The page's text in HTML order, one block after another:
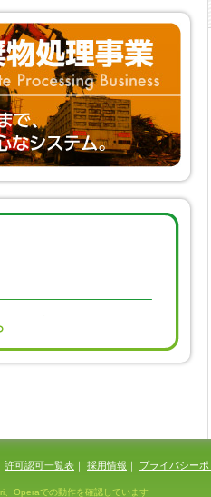
許可認可一覧表 ｜ 採用情報 ｜ プライバシーポ
Operaでの動作を確認しています